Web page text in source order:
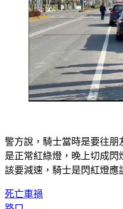
警方說，騎士當時是要往朋
是正常紅綠燈，晚上切成
該要減速，騎士是閃紅燈應
死亡車禍